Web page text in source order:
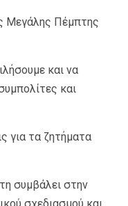
Μεγάλης Πέμπτης
και να
και
για τα ζητήματα
συμβάλει στην